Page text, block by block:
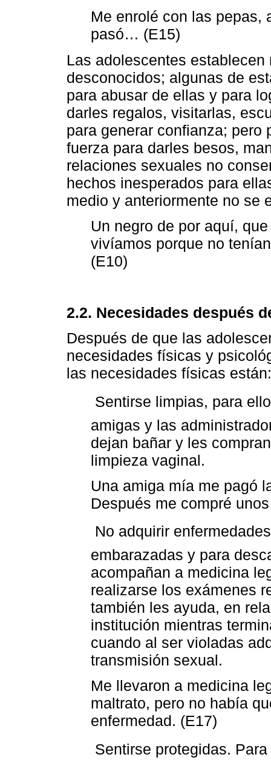
Me enrolé con las pepas,
pasó… (E15)
Las adolescentes
desconocidos; algunas de
para abusar de ellas y para
darles regalos, visitarlas,
para generar confianza; pero
fuerza para darles besos,
relaciones sexuales no
hechos inesperados para
medio y anteriormente no se
Un negro de por aquí,
vivíamos porque no
(E10)
2.2. Necesidades después
Después de que las
necesidades físicas y
las necesidades físicas están:
 Sentirse limpias, para
amigas y las
dejan bañar y les
limpieza vaginal.
Una amiga mía me pagó
Después me compré
 No adquirir
embarazadas y para
acompañan a medicina
realizarse los exámenes
también les ayuda, en
institución mientras
cuando al ser violadas
transmisión sexual.
Me llevaron a medicina
maltrato, pero no había
enfermedad. (E17)
 Sentirse protegidas.